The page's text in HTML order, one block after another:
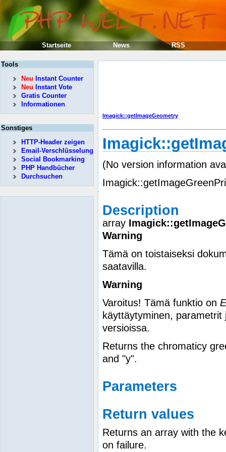
Imagick::getImageGeometry
(No version information
Description
array
Warning
Tämä on toistaiseksi
saatavilla.
Warning
Varoitus! Tämä funktio on
käyttäytyminen,
versioissa.
Returns the chromaticy
and "y".
Parameters
Return values
Returns an array with the
on failure.
Tools
Neu Instant Counter
Neu Instant Vote
Gratis Counter
Informationen
Sonstiges
HTTP-Header zeigen
Email-Verschlüsselung
Social Bookmarking
PHP Handbücher
Durchsuchen
Startseite News RSS